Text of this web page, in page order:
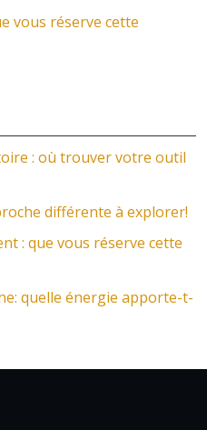
vous réserve cette
: où trouver votre outil
différente à explorer!
: que vous réserve cette
quelle énergie apporte-t-